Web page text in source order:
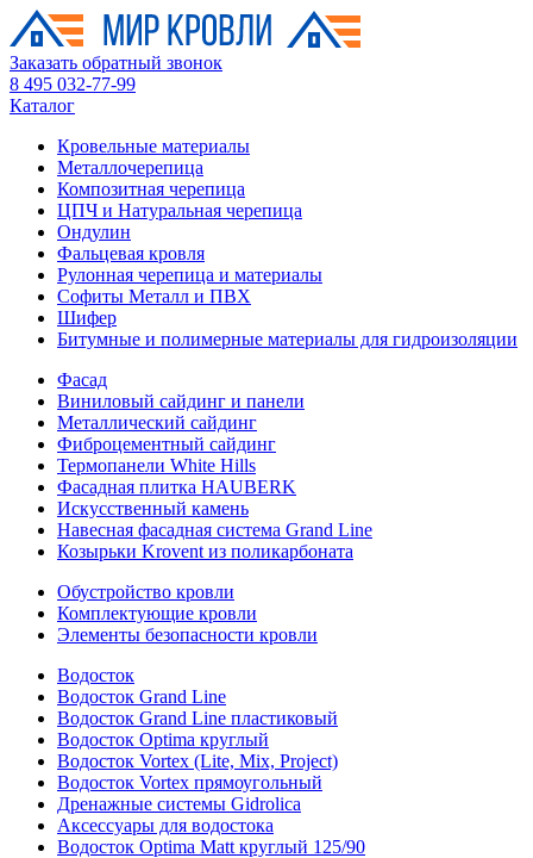
Заказать обратный звонок
8 495 032-77-99
Каталог
Кровельные материалы
Металлочерепица
Композитная черепица
ЦПЧ и Натуральная черепица
Ондулин
Фальцевая кровля
Рулонная черепица и материалы
Софиты Металл и ПВХ
Шифер
Битумные и полимерные материалы для гидроизоляции
Фасад
Виниловый сайдинг и панели
Металлический сайдинг
Фиброцементный сайдинг
Термопанели White Hills
Фасадная плитка HAUBERK
Искусственный камень
Навесная фасадная система Grand Line
Козырьки Krovent из поликарбоната
Обустройство кровли
Комплектующие кровли
Элементы безопасности кровли
Водосток
Водосток Grand Line
Водосток Grand Line пластиковый
Водосток Optima круглый
Водосток Vortex (Lite, Mix, Project)
Водосток Vortex прямоугольный
Дренажные системы Gidrolica
Аксессуары для водостока
Водосток Optima Matt круглый 125/90